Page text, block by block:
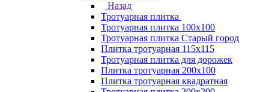
Назад
Тротуарная плитка
Тротуарная плитка 100x100
Тротуарная плитка Старый город
Плитка тротуарная 115x115
Тротуарная плитка для дорожек
Плитка тротуарная 200х100
Плитка тротуарная квадратная